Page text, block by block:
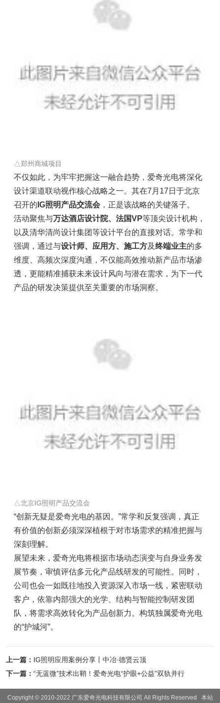
△郑州商城项目
不仅如此，为牢牢把握这一融合趋势，爱奇光电将深化
设计渠道联动视作核心战略之一。其在7月17日于北京
召开的 IG照明产品交流会 ，正是该战略的关键落子。
活动聚焦与万达酒店设计院、法国VP等顶尖设计机构，
以及清华清尚设计集团等设计平台的直接对话。常学和
强调，通过与设计师、应用方、施工方及终端业主的多
维度、高频次深度沟通，不仅能高效推动新产品市场渗
透，更能精准捕获未来设计风向与潜在需求，为下一代
产品的研发决策提供至关重要的市场洞察。
△北京IG照明产品交流会
“创新无疑是爱奇光电的基因。”常学和反复强调，真正
有价值的创新必须深深植根于对市场需求的精准把握与
深刻理解。
展望未来 ，爱奇光电将根据市场动态演变与自身业务发
展节奏，审慎评估多元化产品线研发的可能性。同时，
公司也会一如既往地投入资源深入市场一线，紧密联动
客户，依靠内部强大的光学、结构与智能控制研发团
队，将需求高效转化为产品创新力。构筑独属爱奇光电
的“护城河”。
上一篇： IG照明应用案例分享丨中冶·德贤云顶
下一篇： “无蓝微”技术出鞘！爱奇光电“护眼+公益”双轨并行
Copyright © 2010-2022 广东爱奇光电科技有限公司 All Rights Reserved 本站